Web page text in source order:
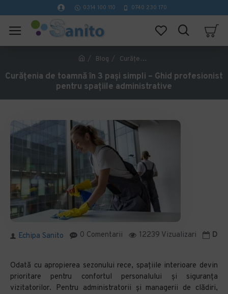
0314 100 110 0740 230 170
Blog Curățenia de toamnă în 3 pași simpli – Ghid profesionist pentru spațiile administrative
Curățenia de toamnă în 3 pași simpli – Ghid profesionist
pentru spațiile administrative
Echipa Sanito 0 Comentarii 12239 Vizualizari
Odată cu apropierea sezonului rece, spațiile interioare devin
prioritare pentru confortul personalului și siguranța
vizitatorilor. Pentru administratorii și managerii de clădiri,